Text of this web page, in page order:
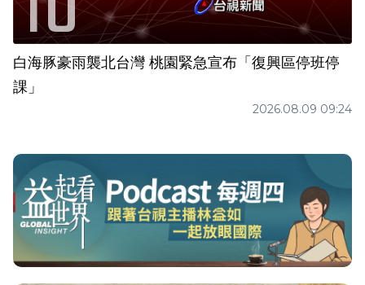
白海豚豪雨襲北台灣 桃園緊急宣布「復興區停班停
課」
2026.08.09 09:24